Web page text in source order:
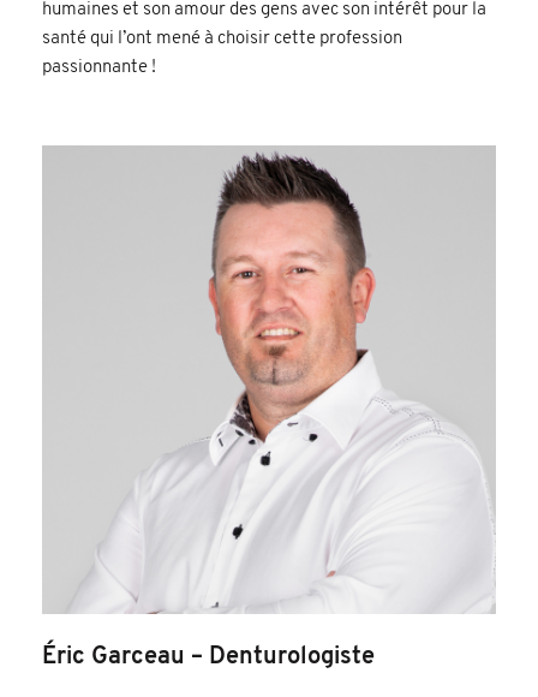
humaines et son amour des gens avec son intérêt pour la
santé qui l’ont mené à choisir cette profession
passionnante !
Éric Garceau – Denturologiste